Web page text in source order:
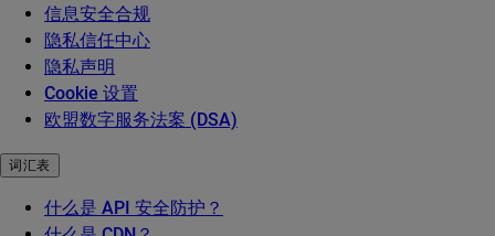
信息安全合规
隐私信任中心
隐私声明
Cookie 设置
欧盟数字服务法案 (DSA)
词汇表
什么是 API 安全防护？